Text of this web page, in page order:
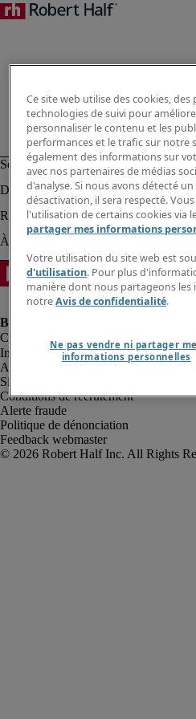
Informations sur la société
Avis de confidentialité
Site web et cookies
Conditions de recrutement
Alerte fraude
Politique de dénonciation
Feedback webmaster
Ce site web utilise des cookies,
technologies de suivi pour
personnaliser le contenu et les
performances et le trafic sur notre
également des informations sur
avec nos partenaires de médias
d'analyse. Si nous avons détecté
désactivation, il sera respecté.
l'utilisation de certains cookies via
partager mes informations
Votre utilisation du site web est
d'utilisation. Pour plus
manière dont nous partageons
notreAvis de confidentialité.
Ne pas vendre ni partager
informations personnelles